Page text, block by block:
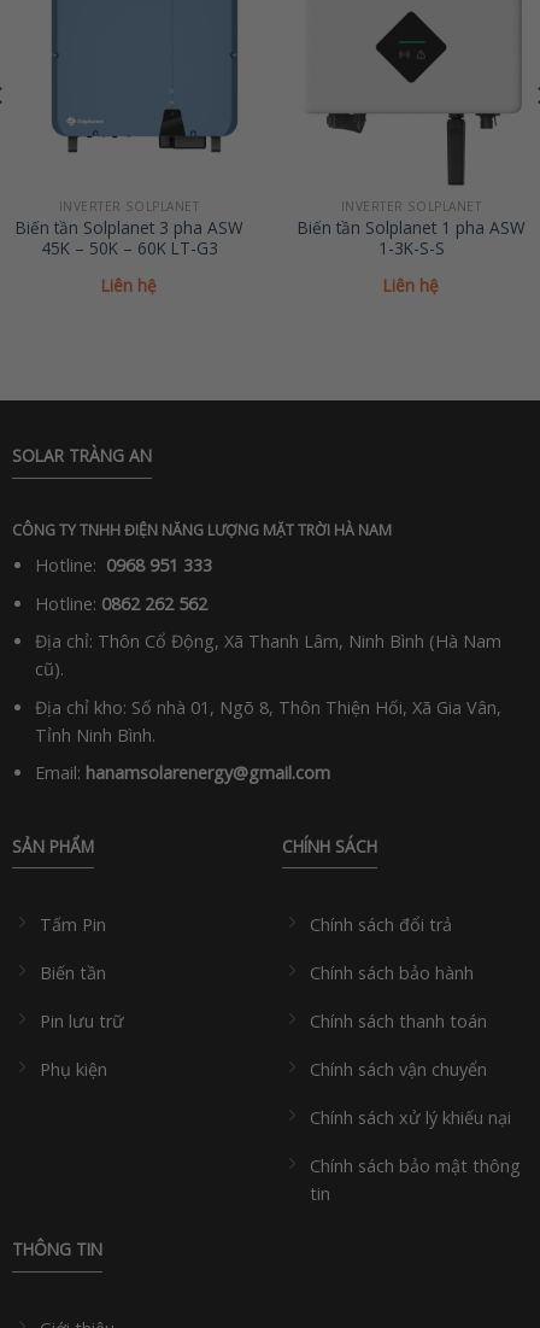
INVERTER SOLPLANET
Biến tần Solplanet 3 pha ASW
45K – 50K – 60K LT-G3
Liên hệ
INVERTER SOLPLANET
Biến tần Solplanet 1 pha ASW
1-3K-S-S
Liên hệ
SOLAR TRÀNG AN
CÔNG TY TNHH ĐIỆN NĂNG LƯỢNG MẶT TRỜI HÀ NAM
Hotline: 0968 951 333
Hotline: 0862 262 562
Địa chỉ: Thôn Cổ Động, Xã Thanh Lâm, Ninh Bình (Hà Nam
cũ).
Địa chỉ kho: Số nhà 01, Ngõ 8, Thôn Thiện Hối, Xã Gia Vân,
Tỉnh Ninh Bình.
Email: hanamsolarenergy@gmail.com
SẢN PHẨM
Tấm Pin
Biến tần
Pin lưu trữ
Phụ kiện
CHÍNH SÁCH
Chính sách đổi trả
Chính sách bảo hành
Chính sách thanh toán
Chính sách vận chuyển
Chính sách xử lý khiếu nại
Chính sách bảo mật thông
tin
THÔNG TIN